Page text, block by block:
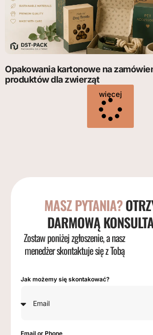
Opakowania kartonowe na
produktów dla zwierząt
więcej
MASZ PYTANIA?
DARMOWĄ
Zostaw poniżej zgłoszenie, a nasz
menedżer skontaktuje się z Tobą
Jak możemy się skontakować?
Email or Phone